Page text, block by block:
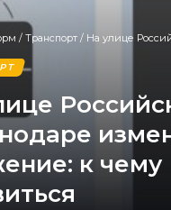
/ Транспорт / На улице Российской в
к чему